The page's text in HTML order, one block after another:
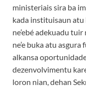
ministeriais sira ba
kada instituisaun atu
ne’ebé adekuadu
ne’e buka atu
alkansa
dezenvolvimentu
loron nian, dehan